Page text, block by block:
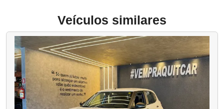
Veículos similares